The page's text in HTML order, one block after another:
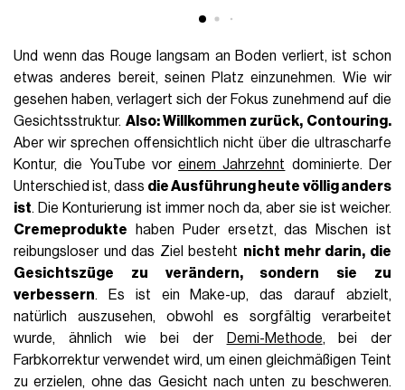
Und wenn das Rouge langsam an Boden verliert, ist schon
etwas anderes bereit, seinen Platz einzunehmen. Wie wir
gesehen haben, verlagert sich der Fokus zunehmend auf die
Gesichtsstruktur. Also: Willkommen zurück, Contouring.
Aber wir sprechen offensichtlich nicht über die ultrascharfe
Kontur, die YouTube voreinem Jahrzehnt dominierte. Der
Unterschied ist, dass die Ausführung heute völlig anders
ist. Die Konturierung ist immer noch da, aber sie ist weicher.
Cremeprodukte haben Puder ersetzt, das Mischen ist
reibungsloser und das Ziel besteht nicht mehr darin, die
Gesichtszüge zu verändern, sondern sie zu
verbessern. Es ist ein Make-up, das darauf abzielt,
natürlich auszusehen, obwohl es sorgfältig verarbeitet
wurde, ähnlich wie bei der
Demi-Methode, bei der
Farbkorrektur verwendet wird, um einen gleichmäßigen Teint
zu erzielen, ohne das Gesicht nach unten zu beschweren.